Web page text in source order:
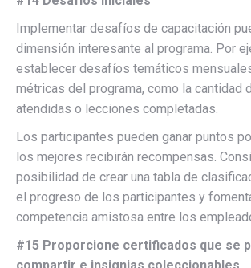
Implementar desafíos de capacitación
dimensión interesante al programa. Por
establecer desafíos temáticos
métricas del programa, como la cantidad
atendidas o lecciones completadas.
Los participantes pueden ganar puntos
los mejores recibirán recompensas.
posibilidad de crear una tabla de
el progreso de los participantes y
competencia amistosa entre los
#15 Proporcione certificados que se